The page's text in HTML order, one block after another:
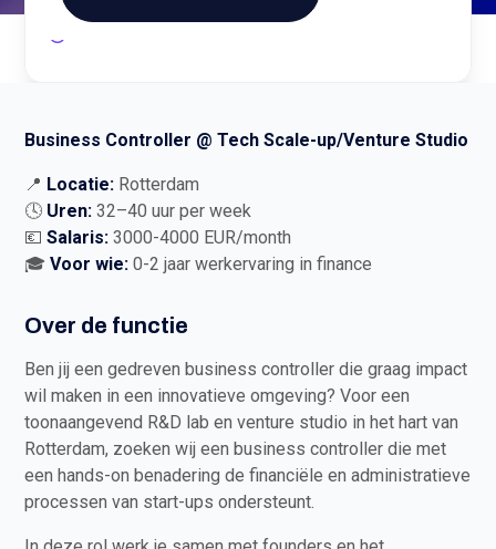
Business Controller @ Tech Scale-up/Venture Studio
📍 Locatie: Rotterdam
🕓 Uren: 32–40 uur per week
💶Salaris:3000-4000 EUR/month
🎓Voor wie: 0-2 jaar werkervaring in finance
Over de functie
Ben jij een gedreven business controller die graag impact
wil maken in een innovatieve omgeving? Voor een
toonaangevend R&D lab en venture studio in het hart van
Rotterdam, zoeken wij een business controller die met
een hands-on benadering de financiële en administratieve
processen van start-ups ondersteunt.